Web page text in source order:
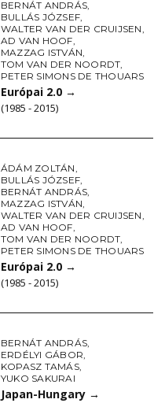
BERNÁT ANDRÁS,
BULLÁS JÓZSEF,
WALTER VAN DER CRUIJSEN,
AD VAN HOOF,
MAZZAG ISTVÁN,
TOM VAN DER NOORDT,
PETER SIMONS DE THOUARS
Európai 2.0 →
(1985 - 2015)
ÁDÁM ZOLTÁN,
BULLÁS JÓZSEF,
BERNÁT ANDRÁS,
MAZZAG ISTVÁN,
WALTER VAN DER CRUIJSEN,
AD VAN HOOF,
TOM VAN DER NOORDT,
PETER SIMONS DE THOUARS
Európai 2.0 →
(1985 - 2015)
BERNÁT ANDRÁS,
ERDÉLYI GÁBOR,
KOPASZ TAMÁS,
YUKO SAKURAI
Japan-Hungary →